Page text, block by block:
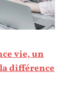
vie, un
différence